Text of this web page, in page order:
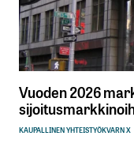
Vuoden 2026
KAUPALLINEN YHTEISTYÖKVARN X